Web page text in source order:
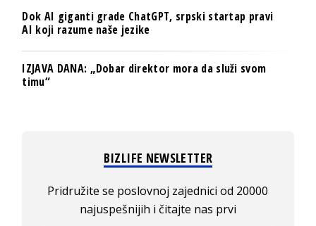
Dok AI giganti grade ChatGPT, srpski startap pravi
AI koji razume naše jezike
IZJAVA DANA: „Dobar direktor mora da služi svom
timu“
BIZLIFE NEWSLETTER
Pridružite se poslovnoj zajednici od 20000
najuspešnijih i čitajte nas prvi